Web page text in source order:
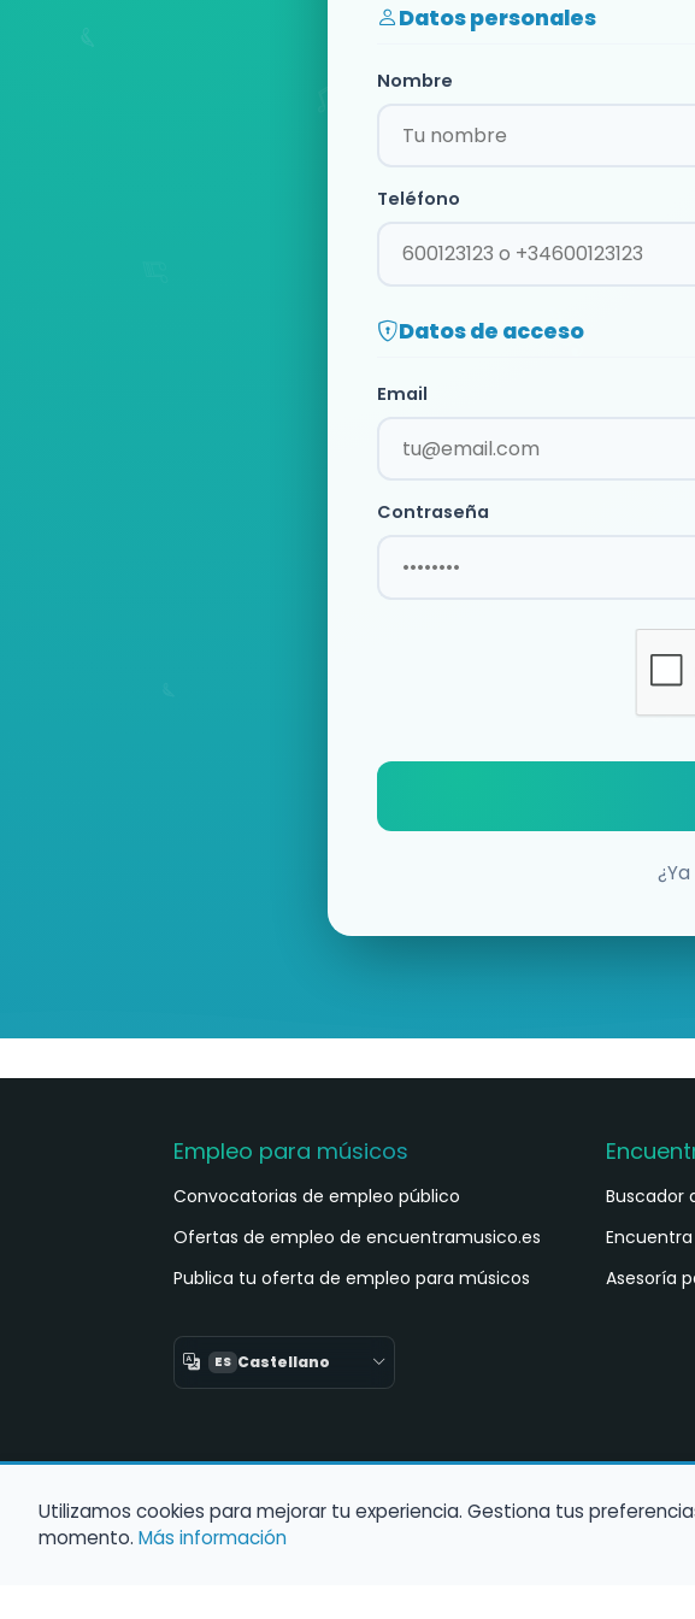
Datos personales
Nombre
Teléfono
Datos de acceso
Email
Contraseña
Empleo para músicos
Convocatorias de empleo público
Ofertas de empleo de encuentramusico.es
Publica tu oferta de empleo para músicos
ES Castellano
Buscador
Asesoría
Utilizamos cookies para mejorar tu experiencia. Gestiona tus
momento. Más información